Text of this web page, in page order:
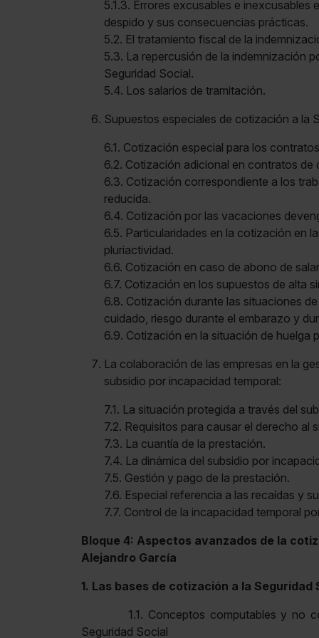
5.1.3. Errores excusables e inexcusables
despido y sus consecuencias prácticas.
5.2. El tratamiento fiscal de la
5.3. La repercusión de la indemnización
Seguridad Social.
5.4. Los salarios de tramitación.
Supuestos especiales de cotización a la
6.1. Cotización especial para los
6.2. Cotización adicional en contratos de
6.3. Cotización correspondiente a los
reducida.
6.4. Cotización por las vacaciones
6.5. Particularidades en la cotización en
pluriactividad.
6.6. Cotización en caso de abono de
6.7. Cotización en los supuestos de alta
6.8. Cotización durante las situaciones
cuidado, riesgo durante el embarazo y
6.9. Cotización en la situación de huelga
La colaboración de las empresas en la
subsidio por incapacidad temporal:
7.1. La situación protegida a través del
7.2. Requisitos para causar el derecho al
7.3. La cuantía de la prestación.
7.4. La dinámica del subsidio por
7.5. Gestión y pago de la prestación.
7.6. Especial referencia a las recaídas y
7.7. Control de la incapacidad temporal
Bloque 4: Aspectos avanzados de la
Alejandro García
1. Las bases de cotización a la Seguridad
1.1. Conceptos computables y no
Seguridad Social